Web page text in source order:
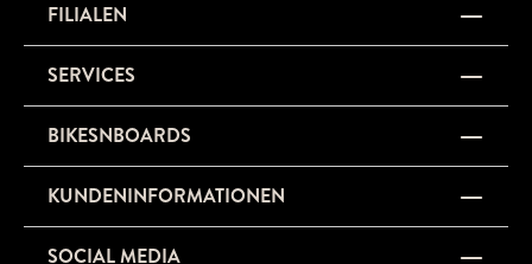
FILIALEN
SERVICES
BIKESNBOARDS
KUNDENINFORMATIONEN
SOCIAL MEDIA